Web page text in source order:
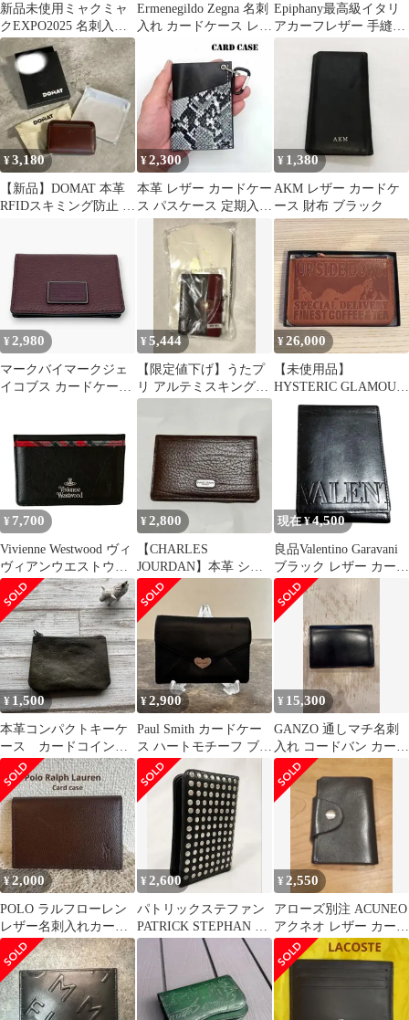
新品未使用ミャクミャ
クEXPO2025 名刺入れ
パスケースブルー レザ
ー日本製
Ermenegildo Zegna 名刺
入れ カードケース レザ
Epiphany最高級イタリ
アカーフレザー 手縫い
年変化
¥3,180
【新品】DOMAT 本革
RFIDスキミング防止 じ
¥2,300
本革 レザー カードケー
ス パスケース 定期入れ
パイソン 蛇革 合成皮革
¥ 1,380
AKM レザー カードケ
ース 財布 ブラック
¥ 2,980
マークバイマークジェ
イコブス カードケース
¥5,444
【限定値下げ】うたプ
リ アルテミスキングス
カラーレザー カードケ
¥26,000
【未使用品】
HYSTERIC GLAMOUR
レザーカードケース
¥ 7,700
Vivienne Westwood ヴィ
ヴィアンウエストウッ
ド カードケース パスケ
ース コンパクト ロゴ
レザー キャンバス ブラ
ック マルチカラー
¥2,800
【CHARLES
JOURDAN】本革 シボ
革 カードケース ブラウ
ン 名刺入れ
現在 ¥4,500
良品Valentino Garavani
ブラック レザー カード
ケース
¥ 1,500
本革コンパクトキーケ
ース カードコインケ
ース ハンドメイド
¥2,900
Paul Smith カードケー
ス ハートモチーフ ブラ
ック
¥ 15,300
GANZO 通しマチ名刺
入れ コードバン カード
ケース ネイビー
¥2,000
POLO ラルフローレン
レザー名刺入れカード
ケース ダークブラウ
ン ほぼ未使用品
¥2,600
パトリックステファン
PATRICK STEPHAN ス
タッズ レザー 名刺入れ
¥ 2,550
アローズ別注 ACUNEO
アクネオ レザー カード
ケース 名刺入れ 黒 牛
革